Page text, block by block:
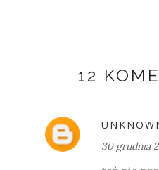
12
30 grudnia